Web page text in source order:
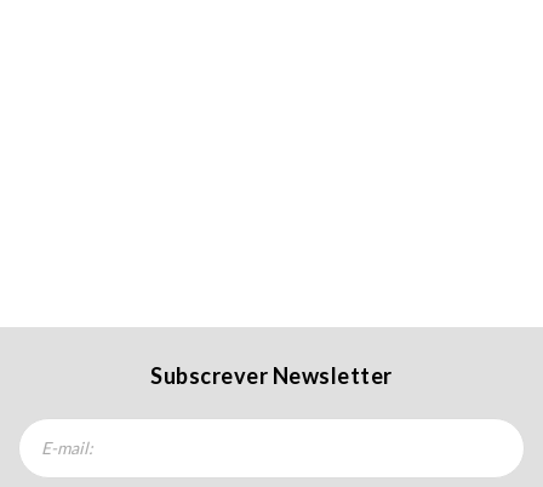
Subscrever Newsletter